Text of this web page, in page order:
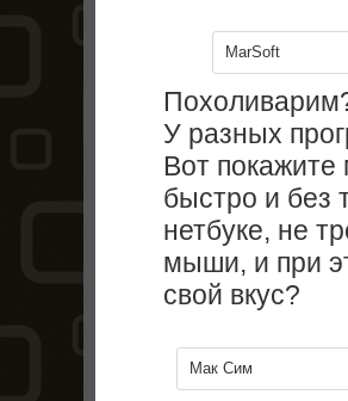
MarSoft
У разных
Вот
быстро и без
нетбуке, не
мыши, и при
свой вкус?
Мак Сим